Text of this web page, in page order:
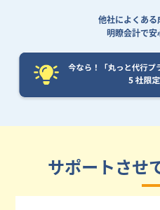
他社によくある
明瞭会計で安
サポートさせ